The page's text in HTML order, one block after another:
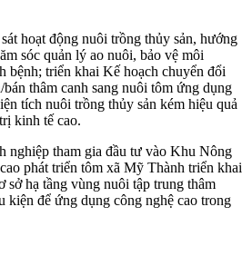
hoạt động nuôi trồng thủy sản, hướng
sóc quản lý ao nuôi, bảo vệ môi
bệnh; triển khai Kế hoạch chuyển đổi
thâm canh sang nuôi tôm ứng dụng
tích nuôi trồng thủy sản kém hiệu quả
kinh tế cao.
nghiệp tham gia đầu tư vào Khu Nông
phát triển tôm xã Mỹ Thành triển khai
sở hạ tầng vùng nuôi tập trung thâm
kiện để ứng dụng công nghệ cao trong